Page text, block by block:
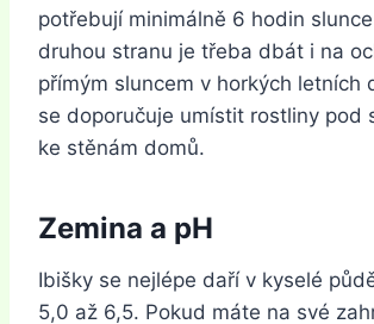
potřebují minimálně 6 hodin
druhou stranu je třeba dbát i na
přímým sluncem v horkých letních
se doporučuje umístit rostliny pod
ke stěnám domů.
Zemina a pH
Ibišky se nejlépe daří v kyselé
5,0 až 6,5. Pokud máte na své